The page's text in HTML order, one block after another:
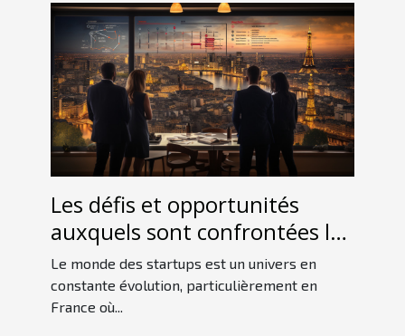
Les défis et opportunités
auxquels sont confrontées les
startups françaises sur le
marché international
Le monde des startups est un univers en
constante évolution, particulièrement en
France où...